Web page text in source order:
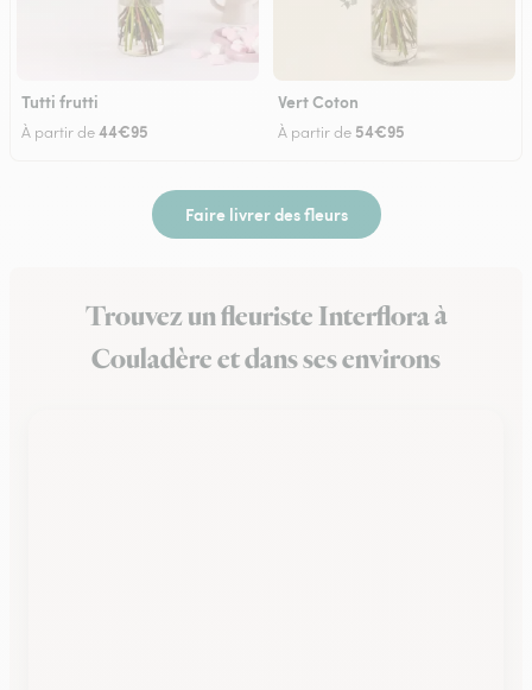
Tutti frutti
À partir de44€95
Vert Coton
À partir de 54€95
Faire livrer des fleurs
Trouvez un fleuriste Interflora à
Couladère et dans ses environs